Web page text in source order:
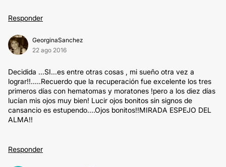
Responder
GeorginaSanchez
22 ago 2016
Decidida ...SI...es entre otras cosas , mi sueño otra vez a
lograr!!.....Recuerdo que la recuperación fue excelente los tres
primeros días con hematomas y moratones !pero a los diez días
lucían mis ojos muy bien! Lucir ojos bonitos sin signos de
cansancio es estupendo....Ojos bonitos!!MIRADA ESPEJO DEL
ALMA!!
Responder